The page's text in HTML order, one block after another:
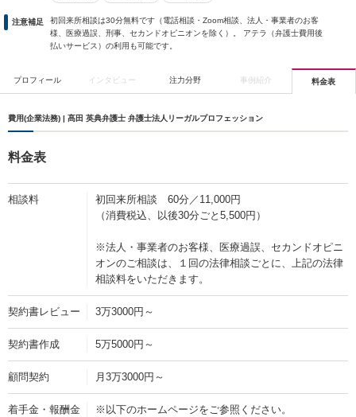
注意補足
初回来所相談は30分無料です（電話相談・Zoom相談、法人・事業者のお客
様、医療過誤、刑事、セカンドオピニオンを除く）。 アテラ（弁護士費用後
払いサービス）の利用も可能です。
プロフィール インタビュー 注力分野 事例紹介 料金表
費用(企業法務) | 髙田 英典弁護士 弁護士法人リーガルプロフェッション
料金表
相談料
初回来所相談 60分／11,000円
（消費税込、以後30分ごと5,500円）
※法人・事業者のお客様、医療過誤、セカンドオピニ
オンのご相談は、１回の法律相談ごとに、上記の法律
相談料をいただきます。
契約書レビュー 3万3000円～
契約書作成 5万5000円～
顧問契約 月3万3000円～
着手金・報酬金
※以下のホームページをご参照ください。